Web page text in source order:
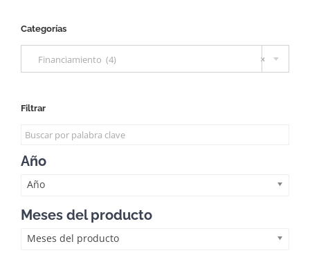
Categorías
×
Financiamiento (4)
Filtrar
Año
Año
Meses del producto
Meses del producto